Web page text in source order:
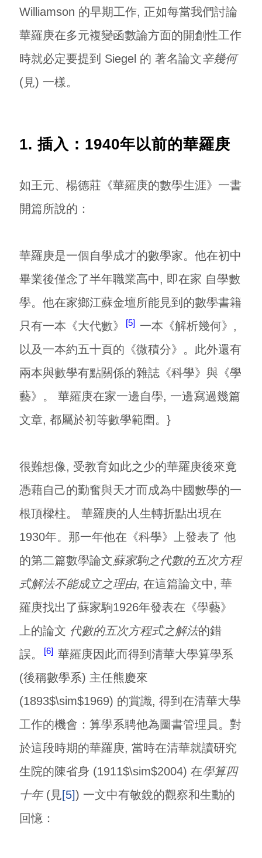
Williamson 的早期工作, 正如每當我們討論
華羅庚在多元複變函數論方面的開創性工作
時就必定要提到 Siegel 的 著名論文辛幾何
(見) 一樣。
1. 插入：1940年以前的華羅庚
如王元、楊德莊《華羅庚的數學生涯》一書
開篇所說的：
華羅庚是一個自學成才的數學家。他在初中
畢業後僅念了半年職業高中, 即在家 自學數
學。他在家鄉江蘇金壇所能見到的數學書籍
只有一本《大代數》
5
一本《解析幾何》,
以及一本約五十頁的《微積分》。此外還有
兩本與數學有點關係的雜誌《科學》與《學
藝》。 華羅庚在家一邊自學, 一邊寫過幾篇
文章, 都屬於初等數學範圍。}
很難想像, 受教育如此之少的華羅庚後來竟
憑藉自己的勤奮與天才而成為中國數學的一
根頂樑柱。 華羅庚的人生轉折點出現在
1930年。那一年他在《科學》上發表了 他
的第二篇數學論文蘇家駒之代數的五次方程
式解法不能成立之理由, 在這篇論文中, 華
羅庚找出了蘇家駒1926年發表在《學藝》
上的論文 代數的五次方程式之解法的錯
誤。
6
華羅庚因此而得到清華大學算學系
(後稱數學系) 主任熊慶來
(1893$\sim$1969) 的賞識, 得到在清華大學
工作的機會：算學系聘他為圖書管理員。對
於這段時期的華羅庚, 當時在清華就讀研究
生院的陳省身 (1911$\sim$2004) 在學算四
十年(見[5]) 一文中有敏銳的觀察和生動的
回憶：